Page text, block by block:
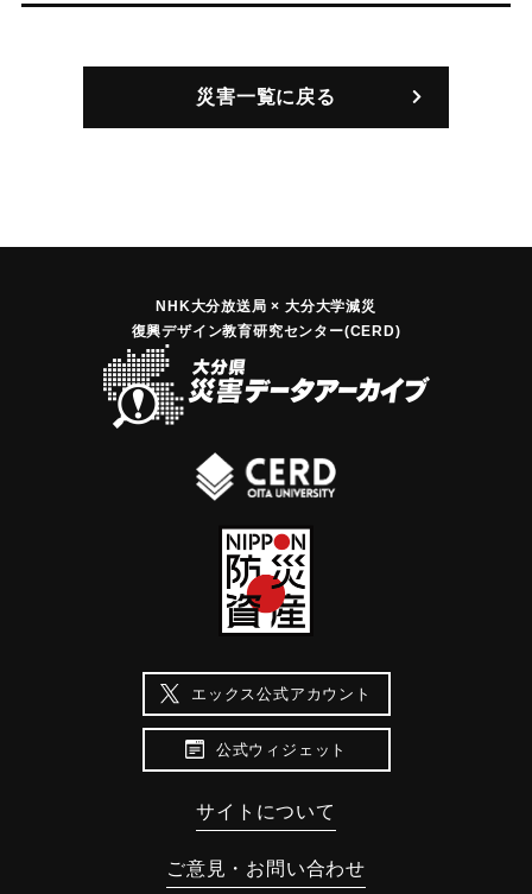
災害一覧に戻る
NHK大分放送局 × 大分大学減災
復興デザイン教育研究センター(CERD)
エックス公式アカウント
公式ウィジェット
サイトについて
ご意見・お問い合わせ